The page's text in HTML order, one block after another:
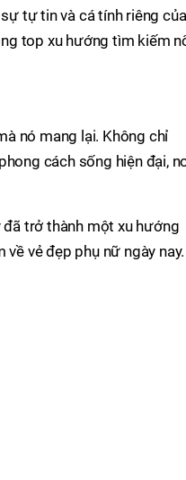
tự tin và cá tính riêng của
top xu hướng tìm kiếm
nó mang lại. Không chỉ
cách sống hiện đại,
đã trở thành một xu hướng
vẻ đẹp phụ nữ ngày nay.